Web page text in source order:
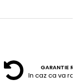
GARANTIE
In caz ca va